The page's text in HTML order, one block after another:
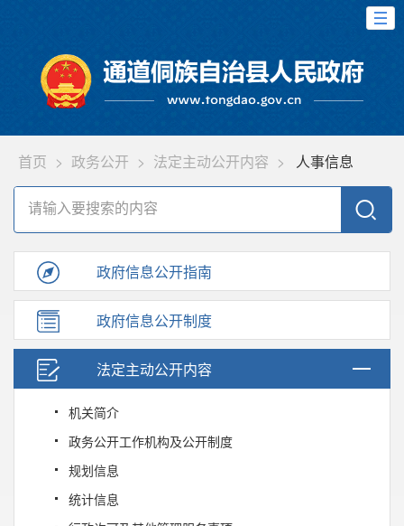
首页 > 政务公开 > 法定主动公开内容 > 人事信息
政府信息公开指南
政府信息公开制度
法定主动公开内容
机关简介
政务公开工作机构及公开制度
规划信息
统计信息